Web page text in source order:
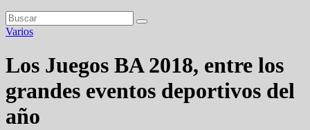
Varios
Los Juegos BA 2018, entre los
grandes eventos deportivos del
año